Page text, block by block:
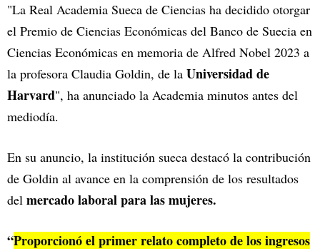
"La Real Academia Sueca de Ciencias ha decidido otorgar
el Premio de Ciencias Económicas del Banco de Suecia en
Ciencias Económicas en memoria de Alfred Nobel 2023 a
la profesora Claudia Goldin, de la Universidad de
Harvard", ha anunciado la Academia minutos antes del
mediodía.
En su anuncio, la institución sueca destacó la contribución
de Goldin al avance en la comprensión de los resultados
del mercado laboral para las mujeres.
“Proporcionó el primer relato completo de los ingresos